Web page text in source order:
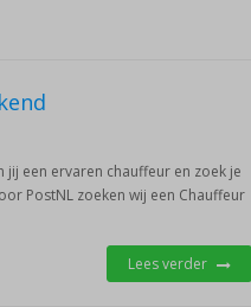
jij een ervaren chauffeur en zoek je
PostNL zoeken wij een Chauffeur
Lees verder